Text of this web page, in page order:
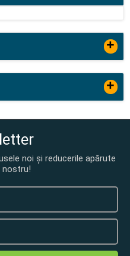
+
+
noi și reducerile apărute
nostru!